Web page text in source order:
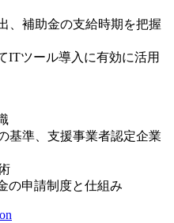
、補助金の支給時期を把握
ITツール導入に有効に活用
基準、支援事業者認定企業
の申請制度と仕組み